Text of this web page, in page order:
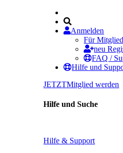
Anmelden
Für
neu
FAQ /
Hilfe und
JETZTMitglied werden
Hilfe und Suche
Hilfe & Support